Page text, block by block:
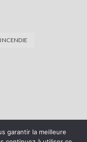
INCENDIE
garantir la meilleure